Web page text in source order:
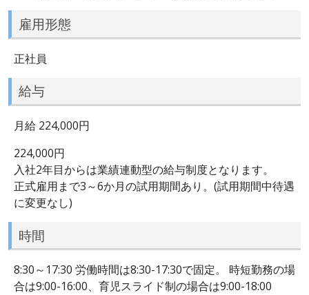
雇用形態
正社員
給与
月給 224,000円
224,000円
入社2年目からは業績連動型の給与制度となります。
正式雇用まで3～6か月の試用期間あり。(試用期間中待遇
に変更なし)
時間
8:30～17:30 労働時間は8:30-17:30で固定。 時短勤務の場
合は9:00-16:00、育児スライド制の場合は9:00-18:00